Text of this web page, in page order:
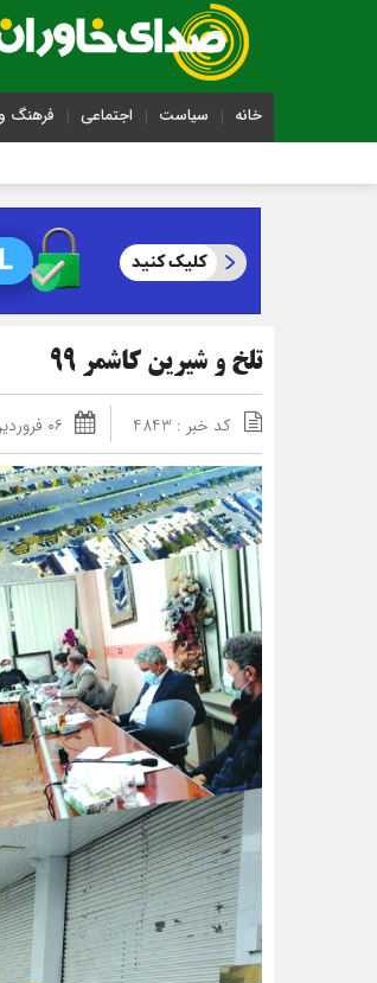
خانه سیاست اجتماعی فرهنگ
تلخ و شیرین کاشمر 99
کد خبر : 4843 ۰۶ فروردین ۱۴۰۰ - ۱۲:۲۳